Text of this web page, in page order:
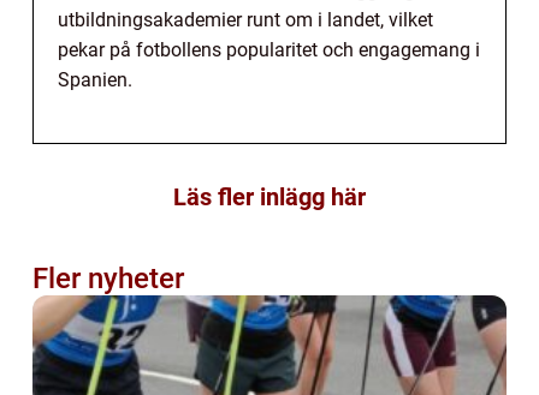
utbildningsakademier runt om i landet, vilket
pekar på fotbollens popularitet och engagemang i
Spanien.
Läs fler inlägg här
Fler nyheter